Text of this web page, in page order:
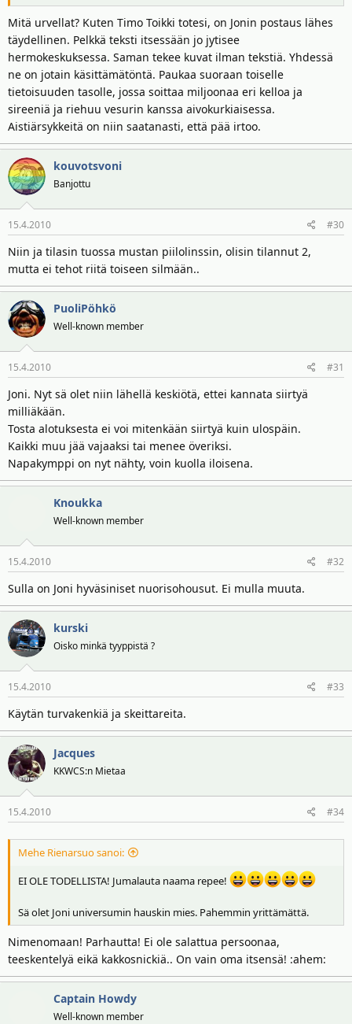
Mitä urvellat? Kuten Timo Toikki totesi, on Jonin postaus lähes
täydellinen. Pelkkä teksti itsessään jo jytisee
hermokeskuksessa. Saman tekee kuvat ilman tekstiä. Yhdessä
ne on jotain käsittämätöntä. Paukaa suoraan toiselle
tietoisuuden tasolle, jossa soittaa miljoonaa eri kelloa ja
sireeniä ja riehuu vesurin kanssa aivokurkiaisessa.
Aistiärsykkeitä on niin saatanasti, että pää irtoo.
kouvotsvoni
Banjottu
15.4.2010 #30
Niin ja tilasin tuossa mustan piilolinssin, olisin tilannut 2,
mutta ei tehot riitä toiseen silmään..
PuoliPöhkö
Well-known member
15.4.2010 #31
Joni. Nyt sä olet niin lähellä keskiötä, ettei kannata siirtyä
milliäkään.
Tosta alotuksesta ei voi mitenkään siirtyä kuin ulospäin.
Kaikki muu jää vajaaksi tai menee överiksi.
Napakymppi on nyt nähty, voin kuolla iloisena.
Knoukka
Well-known member
15.4.2010 #32
Sulla on Joni hyväsiniset nuorisohousut. Ei mulla muuta.
kurski
Oisko minkä tyyppistä ?
15.4.2010 #33
Käytän turvakenkiä ja skeittareita.
Jacques
KKWCS:n Mietaa
15.4.2010 #34
Mehe Rienarsuo sanoi:
EI OLE TODELLISTA! Jumalauta naama repee!
Sä olet Joni universumin hauskin mies. Pahemmin yrittämättä.
Nimenomaan! Parhautta! Ei ole salattua persoonaa,
teeskentelyä eikä kakkosnickiä.. On vain oma itsensä! :ahem:
Captain Howdy
Well-known member